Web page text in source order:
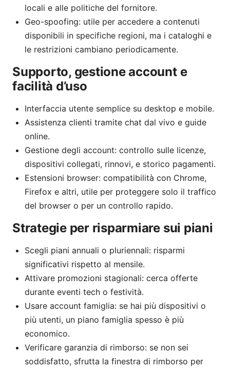
locali e alle politiche del fornitore.
Geo-spoofing: utile per accedere a contenuti
disponibili in specifiche regioni, ma i cataloghi e
le restrizioni cambiano periodicamente.
Supporto, gestione account e
facilità d’uso
Interfaccia utente semplice su desktop e mobile.
Assistenza clienti tramite chat dal vivo e guide
online.
Gestione degli account: controllo sulle licenze,
dispositivi collegati, rinnovi, e storico pagamenti.
Estensioni browser: compatibilità con Chrome,
Firefox e altri, utile per proteggere solo il traffico
del browser o per un controllo rapido.
Strategie per risparmiare sui piani
Scegli piani annuali o pluriennali: risparmi
significativi rispetto al mensile.
Attivare promozioni stagionali: cerca offerte
durante eventi tech o festività.
Usare account famiglia: se hai più dispositivi o
più utenti, un piano famiglia spesso è più
economico.
Verificare garanzia di rimborso: se non sei
soddisfatto, sfrutta la finestra di rimborso per